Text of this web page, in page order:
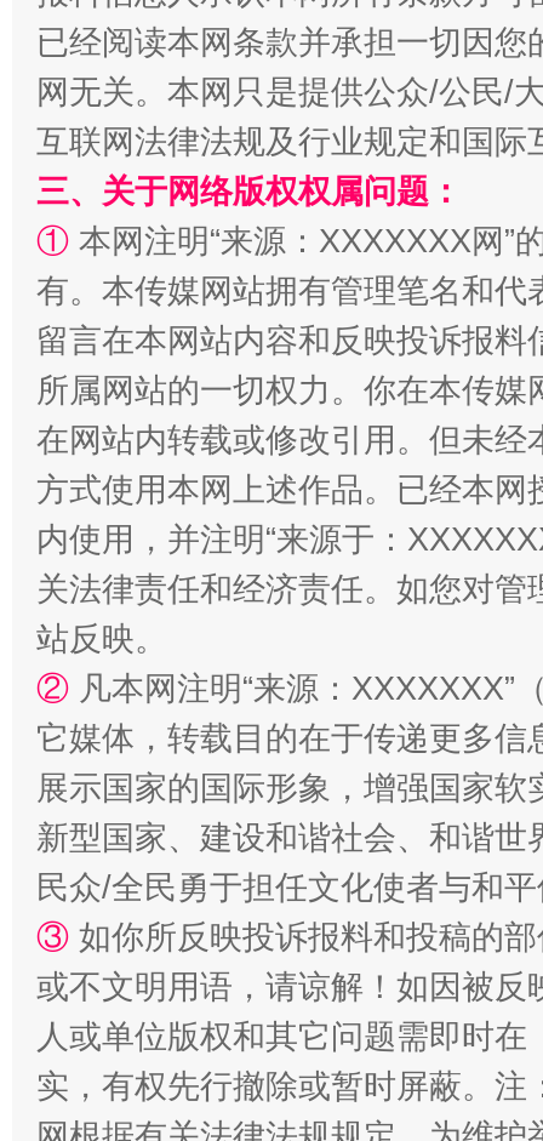
扯下公款旅游的“隐身衣” 如何以
“蜀中异人”王建安的艺术幻境
已经阅读本网条款并承担一切因
网无关。本网只是提供公众/公民/
互联网法律法规及行业规定和国
三、关于网络版权权属问题：
① 本网注明“来源：XXXXXXX网”
有。本传媒网站拥有管理笔名和
留言在本网站内容和反映投诉报
所属网站的一切权力。你在本传
在网站内转载或修改引用。但未
方式使用本网上述作品。已经本
内使用，并注明“来源于：
关法律责任和经济责任。如您对
站反映。
② 凡本网注明“来源：
它媒体，转载目的在于传递更多
展示国家的国际形象，增强国家
新型国家、建设和谐社会、和谐
民众/全民勇于担任文化使者与和
③ 如你所反映投诉报料和投稿的
或不文明用语，请谅解！如因被
人或单位版权和其它问题需即时在
实，有权先行撤除或暂时屏蔽。